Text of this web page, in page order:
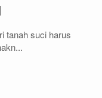
tanah suci harus